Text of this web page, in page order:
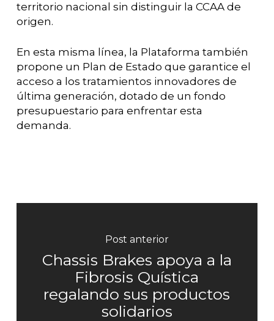
territorio nacional sin distinguir la CCAA de
origen.
En esta misma línea, la Plataforma también
propone un Plan de Estado que garantice el
acceso a los tratamientos innovadores de
última generación, dotado de un fondo
presupuestario para enfrentar esta
demanda.
Post anterior
Chassis Brakes apoya a la
Fibrosis Quística
regalando sus productos
solidarios